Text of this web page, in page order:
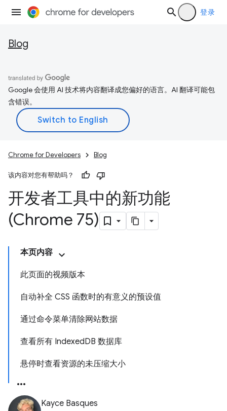
登录
Blog
Google 会使用 AI 技术将内容翻译成您偏好的语言。AI 翻译可能包
含错误。
Chrome for Developers Blog
该内容对您有帮助吗？
开发者工具中的新功能
(Chrome 75)
本页内容
此页面的视频版本
自动补全 CSS 函数时的有意义的预设值
通过命令菜单清除网站数据
查看所有 IndexedDB 数据库
悬停时查看资源的未压缩大小
Kayce Basques